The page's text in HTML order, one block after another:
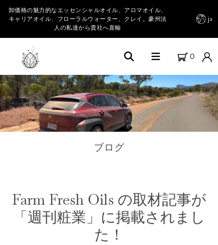
卸価格の魅力的なエッセンシャルオイル、アロマオイル、
キャリアオイル、フローラルウォーター、クレイ。豪州法
人の私達から貴社へ直輸
ja
0
Home
FARM FRESH OILSについて
私たちの農園
キャリアオイル
漢方精油
ブログ
Farm Fresh Oils の取材記事が
「週刊粧業」に掲載されまし
た！